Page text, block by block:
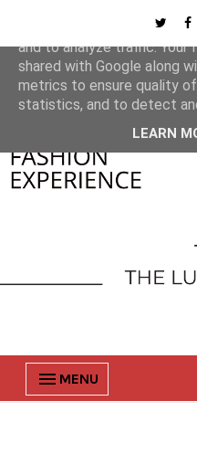
MENU
This site uses cookies
and to analyze traffic. Your
shared with Google along
metrics to ensure quality
statistics, and to detect
LEARN